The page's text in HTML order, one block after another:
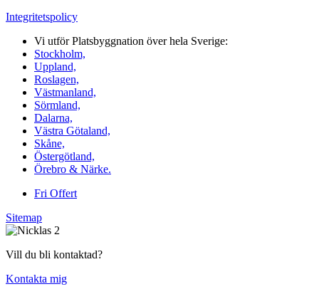
Integritetspolicy
Vi utför Platsbyggnation över hela Sverige:
Stockholm,
Uppland,
Roslagen,
Västmanland,
Sörmland,
Dalarna,
Västra Götaland,
Skåne,
Östergötland,
Örebro & Närke.
Fri Offert
Sitemap
Vill du bli kontaktad?
Kontakta mig